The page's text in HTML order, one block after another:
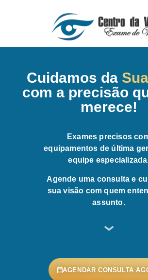
Cuidamos da
com a precisão
merece!
Exames precisos
equipamentos de última
equipe
Agende uma consulta e
sua visão com quem
assunto.